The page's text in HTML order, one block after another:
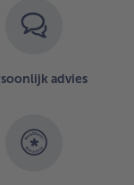
advies